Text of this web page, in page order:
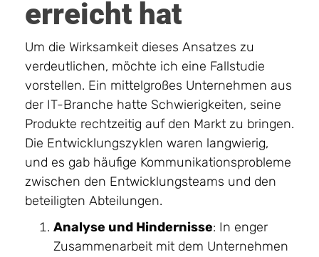
erreicht hat
Um die Wirksamkeit dieses Ansatzes zu
verdeutlichen, möchte ich eine Fallstudie
vorstellen. Ein mittelgroßes Unternehmen aus
der IT-Branche hatte Schwierigkeiten, seine
Produkte rechtzeitig auf den Markt zu bringen.
Die Entwicklungszyklen waren langwierig,
und es gab häufige Kommunikationsprobleme
zwischen den Entwicklungsteams und den
beteiligten Abteilungen.
Analyse und Hindernisse: In enger
Zusammenarbeit mit dem Unternehmen